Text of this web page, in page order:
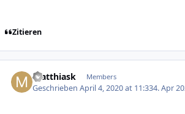
Zitieren
matthiask Members
GeschriebenApril 4, 2020 at 11:334. Apr